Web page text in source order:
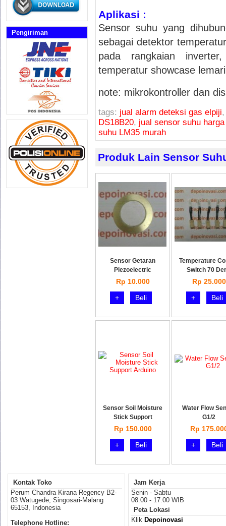
Pengiriman
Aplikasi :
Sensor suhu yang
sebagai detektor
pada rangkaian
temperatur showcase
note: mikrokontroller dan
tags: jual alarm deteksi gas elpiji
DS18B20, jual sensor suhu
suhu LM35 murah
Produk Lain Sensor
Sensor Getaran
Piezoelectric
Rp 10.000
+
Beli
Temperature
Switch 70
Rp 25.000
+
Beli
Sensor Soil Moisture
Stick Support
Rp 150.000
+
Beli
Water Flow
G1/2
Rp
+
Beli
Kontak Toko
Perum Chandra Kirana Regency B2-
03 Watugede, Singosari-Malang
65153, Indonesia
Telephone Hotline:
Jam Kerja
Senin - Sabtu
08.00 - 17.00 WIB
Peta Lokasi
Klik Depoinovasi